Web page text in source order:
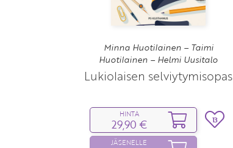
Minna Huotilainen – Taimi
Huotilainen – Helmi Uusitalo
Lukiolaisen selviytymisopas
HINTA
29,90 €
JÄSENELLE
13